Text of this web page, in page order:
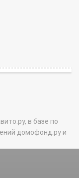
в базе по
домофонд.ру и